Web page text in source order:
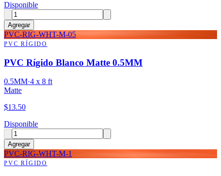
Disponible
Agregar
PVC-RIG-WHT-M-05
PVC RÍGIDO
PVC Rígido Blanco Matte 0.5MM
0.5MM·4 x 8 ft
Matte
$13.50
Disponible
Agregar
PVC-RIG-WHT-M-1
PVC RÍGIDO